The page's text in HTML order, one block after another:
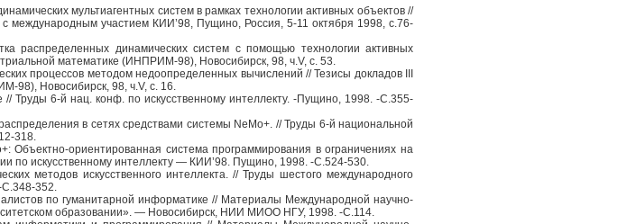
мультиагентных систем в рамках технологии активных объектов //
международным участием КИИ’98, Пущино, Россия, 5-11 октября 1998, с.76-
распределенных динамических систем с помощью технологии активных
математике (ИНПРИМ-98), Новосибирск, 98, ч.V, c. 53.
процессов методом недоопределенных вычислений // Тезисы докладов III
98), Новосибирск, 98, ч.V, c. 16.
Труды 6-й нац. конф. по искусственному интеллекту. -Пущино, 1998. -С.355-
в сетях средствами системы NeMo+. // Труды 6-й национальной
318.
Объектно-ориентированная система программирования в ограничениях на
по искусственному интеллекту — КИИ’98. Пущино, 1998. -С.524-530.
методов искусственного интеллекта. // Труды шестого международного
С.348-352.
по гуманитарной информатике // Материалы Международной научно-
образовании». — Новосибирск, НИИ МИОО НГУ, 1998. -С.114.